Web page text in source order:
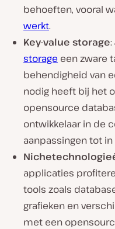
behoeften, vooral
werkt.
Key-value storage
storage een zware
behendigheid van
nodig heeft bij het
opensource
ontwikkelaar in de
aanpassingen tot
applicaties
tools zoals
grafieken en
met een